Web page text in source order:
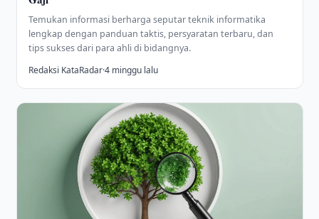
Temukan informasi berharga seputar teknik informatika
lengkap dengan panduan taktis, persyaratan terbaru, dan
tips sukses dari para ahli di bidangnya.
Redaksi KataRadar·4 minggu lalu